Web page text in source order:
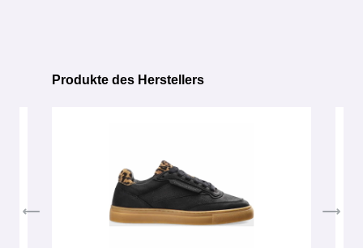
Produktgalerie überspringen
Produkte des Herstellers